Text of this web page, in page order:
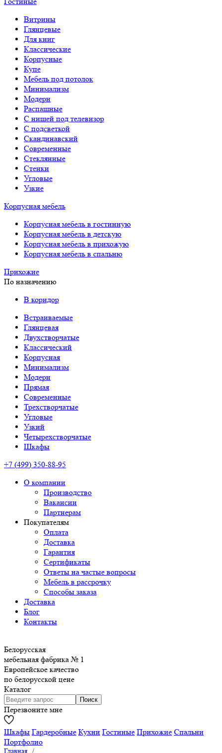
Витрины
Глянцевые
Для книг
Классические
Корпусные
Купе
Мебель под потолок
Минимализм
Модерн
Распашные
С нишей под телевизор
С подсветкой
Скандинавский
Современные
Стеклянные
Стенки
Угловые
Узкие
Корпусная мебель
Корпусная мебель в гостинную
Корпусная мебель в детскую
Корпусная мебель в прихожую
Корпусная мебель в спальню
Прихожие
По назначению
В коридор
Встраиваемые
Глянцевая
Двухстворчатые
Классический
Корпусная
Минимализм
Модерн
Прямая
Современные
Трехстворчатые
Угловые
Узкий
Четырехстворчатые
Шкафы
+7 (499) 350-88-95
О компании
Производство
Вакансии
Партнерам
Покупателям
Оплата
Доставка
Гарантия
Сертификаты
Ответы на частые вопросы
Мебель в рассрочку
Способы заказа
Доставка
Блог
Контакты
Белорусская
мебельная фабрика № 1
Европейское качество
по белорусской цене
Каталог
Перезвоните мне
Шкафы Гардеробные Кухни Гостиные Прихожие Спальни
Портфолио
Главная /